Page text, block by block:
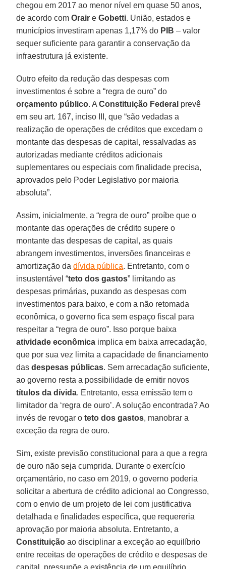
chegou em 2017 ao menor nível em quase 50 anos,
de acordo comOrair eGobetti. União, estados e
municípios investiram apenas 1,17% do PIB – valor
sequer suficiente para garantir a conservação da
infraestrutura já existente.
Outro efeito da redução das despesas com
investimentos é sobre a “regra de ouro” do
orçamento público. AConstituição Federal prevê
em seu art. 167, inciso III, que “são vedadas a
realização de operações de créditos que excedam o
montante das despesas de capital, ressalvadas as
autorizadas mediante créditos adicionais
suplementares ou especiais com finalidade precisa,
aprovados pelo Poder Legislativo por maioria
absoluta”.
Assim, inicialmente, a “regra de ouro” proíbe que o
montante das operações de crédito supere o
montante das despesas de capital, as quais
abrangem investimentos, inversões financeiras e
amortização dadívida pública. Entretanto, com o
insustentável “teto dos gastos” limitando as
despesas primárias, puxando as despesas com
investimentos para baixo, e com a não retomada
econômica, o governo fica sem espaço fiscal para
respeitar a “regra de ouro”. Isso porque baixa
atividade econômica implica em baixa arrecadação,
que por sua vez limita a capacidade de financiamento
dasdespesas públicas. Sem arrecadação suficiente,
ao governo resta a possibilidade de emitir novos
títulos da dívida. Entretanto, essa emissão tem o
limitador da ‘regra de ouro’. A solução encontrada? Ao
invés de revogar oteto dos gastos, manobrar a
exceção da regra de ouro.
Sim, existe previsão constitucional para a que a regra
de ouro não seja cumprida. Durante o exercício
orçamentário, no caso em 2019, o governo poderia
solicitar a abertura de crédito adicional ao Congresso,
com o envio de um projeto de lei com justificativa
detalhada e finalidades específica, que requereria
aprovação por maioria absoluta. Entretanto, a
Constituição ao disciplinar a exceção ao equilíbrio
entre receitas de operações de crédito e despesas de
capital, pressupõe a existência de um equilíbrio